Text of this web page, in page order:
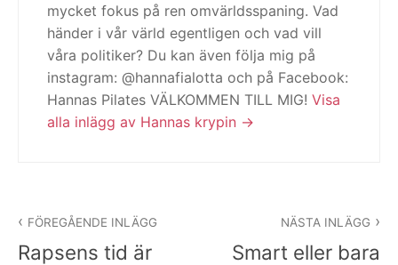
mycket fokus på ren omvärldsspaning. Vad
händer i vår värld egentligen och vad vill
våra politiker? Du kan även följa mig på
instagram: @hannafialotta och på Facebook:
Hannas Pilates VÄLKOMMEN TILL MIG! Visa
alla inlägg av Hannas krypin
FÖREGÅENDE INLÄGG
Rapsens tid är
NÄSTA INLÄGG
Smart eller bara